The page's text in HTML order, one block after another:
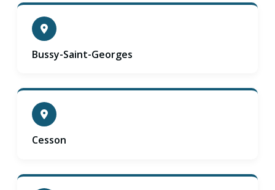
Bussy-Saint-Georges
Cesson